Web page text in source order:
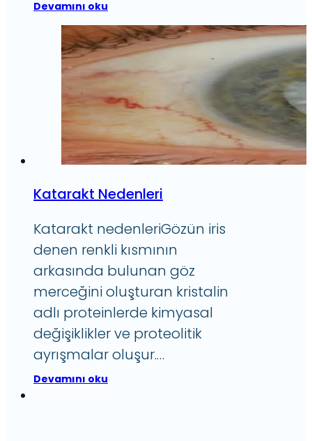
Devamını oku
Katarakt Nedenleri
Katarakt nedenleriGözün iris
denen renkli kısmının
arkasında bulunan göz
merceğini oluşturan kristalin
adlı proteinlerde kimyasal
değişiklikler ve proteolitik
ayrışmalar oluşur.…
Devamını oku